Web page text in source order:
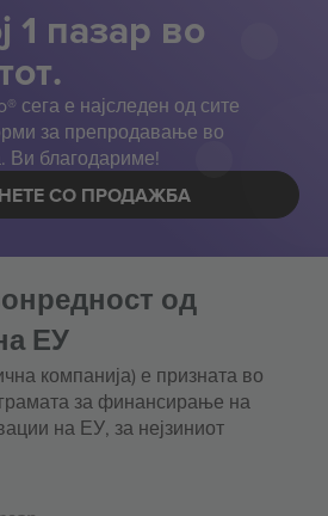
1 пазар во
сега е најследен од сите
за препродавање во
Ви благодариме!
СО ПРОДАЖБА
од
ЕУ
компанија) е призната во
за финансирање на
на ЕУ, за нејзиниот